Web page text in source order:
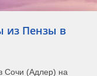
из Пензы в
Сочи (Адлер) на